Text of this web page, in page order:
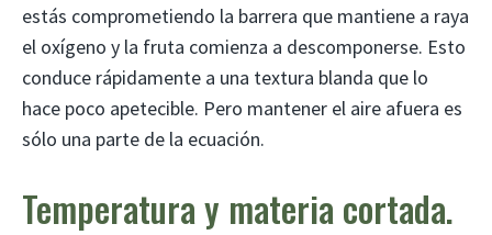
estás comprometiendo la barrera que mantiene a raya
el oxígeno y la fruta comienza a descomponerse. Esto
conduce rápidamente a una textura blanda que lo
hace poco apetecible. Pero mantener el aire afuera es
sólo una parte de la ecuación.
Temperatura y materia cortada.